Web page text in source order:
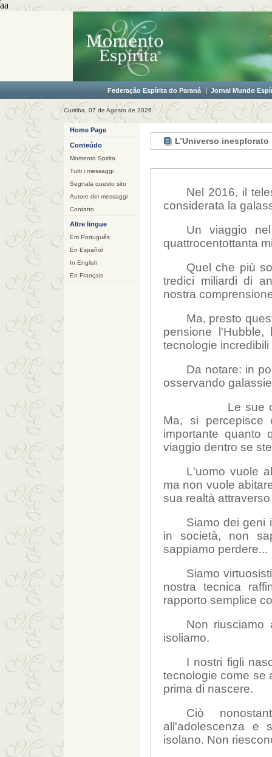
aa
Federação Espírita do Paraná Jornal Mundo
Curitiba, 07 de Agosto de 2026
Home Page
Conteúdo
Momento Spirita
Tutti i messaggi
Segnala questo sito
Autore dei messaggi
Contatto
Altre lingue
Em Português
En Español
In English
En Français
L’Universo inesplorato
Nel 2016, il
considerata la
Un viaggio
quattrocentottanta
Quel che più
tredici miliardi di
nostra
Ma, presto
pensione l'Hubble,
tecnologie
Da notare: in
osservando
Le sue
Ma, si percepisce
importante quanto
viaggio dentro se
L'uomo vuole
ma non vuole
sua realtà
Siamo dei geni
in società, non
sappiamo perdere...
Siamo
nostra tecnica
rapporto semplice
Non riusciamo
isoliamo.
I nostri figli
tecnologie come se
prima di nascere.
Ciò
all'adolescenza
isolano. Non